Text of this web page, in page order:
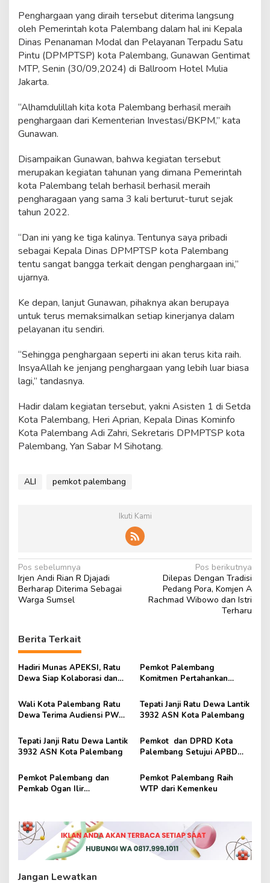
i
g
a
k
a
y
a
Penghargaan yang diraih tersebut diterima langsung
oleh Pemerintah kota Palembang dalam hal ini Kepala
Dinas Penanaman Modal dan Pelayanan Terpadu Satu
Pintu (DPMPTSP) kota Palembang, Gunawan Gentimat
MTP, Senin (30/09,2024) di Ballroom Hotel Mulia
Jakarta.
“Alhamdulillah kita kota Palembang berhasil meraih
penghargaan dari Kementerian Investasi/BKPM,” kata
Gunawan.
Disampaikan Gunawan, bahwa kegiatan tersebut
merupakan kegiatan tahunan yang dimana Pemerintah
kota Palembang telah berhasil berhasil meraih
pengharagaan yang sama 3 kali berturut-turut sejak
tahun 2022.
“Dan ini yang ke tiga kalinya. Tentunya saya pribadi
sebagai Kepala Dinas DPMPTSP kota Palembang
tentu sangat bangga terkait dengan penghargaan ini,”
ujarnya.
Ke depan, lanjut Gunawan, pihaknya akan berupaya
untuk terus memaksimalkan setiap kinerjanya dalam
pelayanan itu sendiri.
“Sehingga penghargaan seperti ini akan terus kita raih.
InsyaAllah ke jenjang penghargaan yang lebih luar biasa
lagi,” tandasnya.
Hadir dalam kegiatan tersebut, yakni Asisten 1 di Setda
Kota Palembang, Heri Aprian, Kepala Dinas Kominfo
Kota Palembang Adi Zahri, Sekretaris DPMPTSP kota
Palembang, Yan Sabar M Sihotang.
ALI pemkot palembang
Ikuti Kami
N
a
v
g
a
s
p
o
s
Pos sebelumnya
Irjen Andi Rian R Djajadi
Berharap Diterima Sebagai
Warga Sumsel
Pos berikutnya
Dilepas Dengan Tradisi
Pedang Pora, Komjen A
Rachmad Wibowo dan Istri
Terharu
Berita Terkait
Hadiri Munas APEKSI, Ratu
Dewa Siap Kolaborasi dan
Nasional Sekolah Rakyat dan
Koperasi Merah Putih
Pemkot Palembang
Komitmen Pertahankan
Hunian Layak
Wali Kota Palembang Ratu
Dewa Terima Audiensi PW
Konferwil XI
Tepati Janji Ratu Dewa Lantik
3932 ASN Kota Palembang
Tepati Janji Ratu Dewa Lantik
3932 ASN Kota Palembang
Pemkot dan DPRD Kota
Palembang Setujui APBD
Pemkot Palembang dan
Pemkab Ogan Ilir
Pemkot Palembang Raih
WTP dari Kemenkeu
Jangan Lewatkan